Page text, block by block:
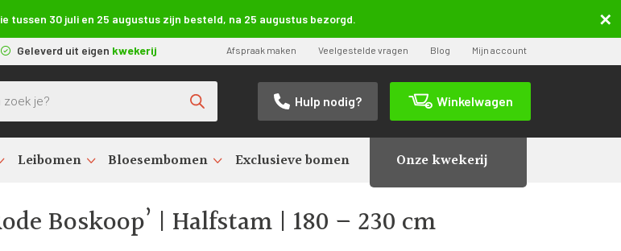
tussen 30 juli en 25 augustus zijn besteld, na 25 augustus bezorgd.
Hulp nodig? Winkelwagen
Leibomen Bloesembomen Exclusieve bomen Onze kwekerij
Geleverd uit eigen kwekerij Afspraak maken Veelgestelde vragen Blog Mijn account
Malus domestica ‘Rode Boskoop’ | Halfstam | 180 –
Boskoop’ | Halfstam | 180 – 230 cm